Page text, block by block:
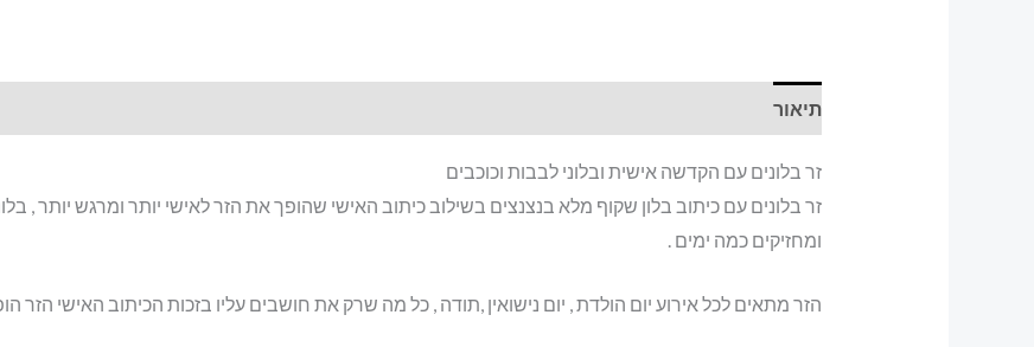
תיאור
זר בלונים עם הקדשה אישית ובלוני לבבות וכוכבים
זר בלונים עם כיתוב בלון שקוף מלא בנצנצים בשילוב כיתוב האישי שהופך את הזר לאישי יותר ומרגש יותר ,
ומחזיקים כמה ימים .
הזר מתאים לכל אירוע יום הולדת , יום נישואין ,תודה , כל מה שרק את חושבים עליו בזכות הכיתוב האישי